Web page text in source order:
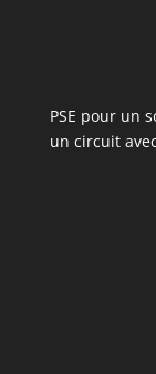
PSE pour un
un circuit